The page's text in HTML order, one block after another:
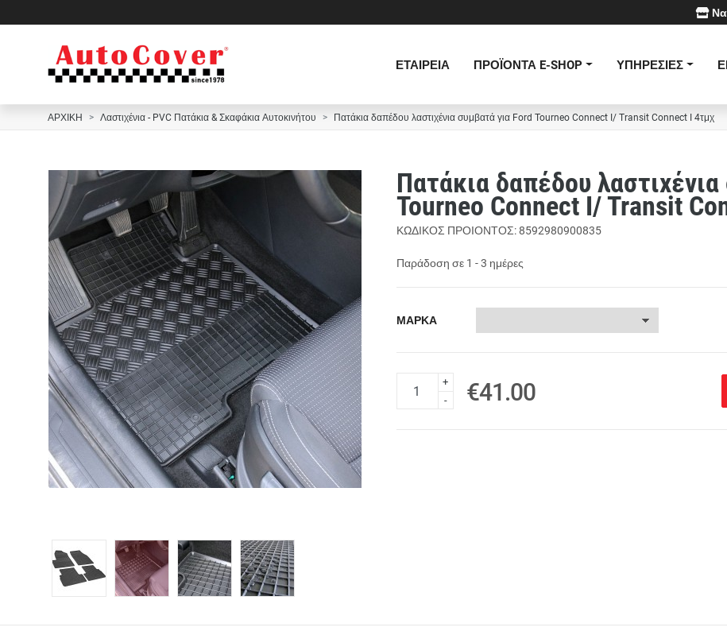
ΕΤΑΙΡΕΙΑ ΠΡΟΪΟΝΤΑ E-SHOP ΥΠΗΡΕΣΙΕΣ
ΑΡΧΙΚΗ Λαστιχένια - PVC Πατάκια & Σκαφάκια Αυτοκινήτου Πατάκια δαπέδου λαστιχένια συμβατά για Ford Tourneo Connect I/ Transit Connect I 4τμχ
Πατάκια δαπέδου
Tourneo Connect I/ Transit
ΚΩΔΙΚΟΣ ΠΡΟΙΟΝΤΟΣ: 8592980900835
Παράδοση σε 1 - 3 ημέρες
ΜΑΡΚΑ
+
-
€41.00